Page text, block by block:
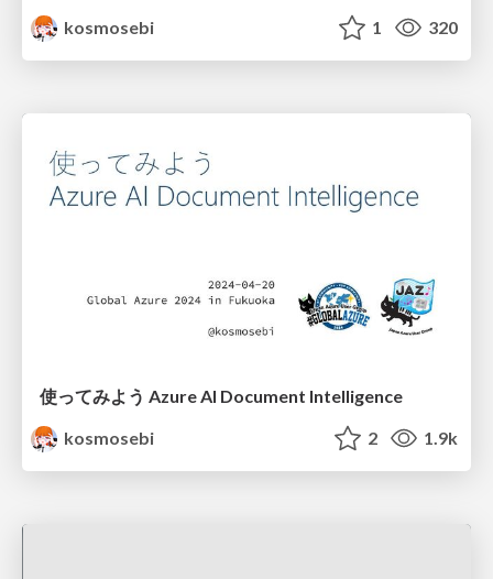
kosmosebi
1 320
使ってみよう Azure AI Document Intelligence
kosmosebi
2 1.9k